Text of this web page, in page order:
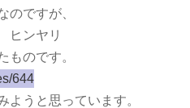
のですが、
ヒンヤリ
ものです。
644
ようと思っています。